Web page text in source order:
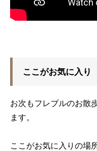
ここがお気に入り
お次もフレブルのお散
ます。
ここがお気に入りの場